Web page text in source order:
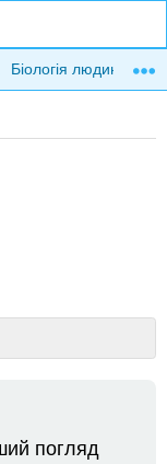
Біологія людини
погляд